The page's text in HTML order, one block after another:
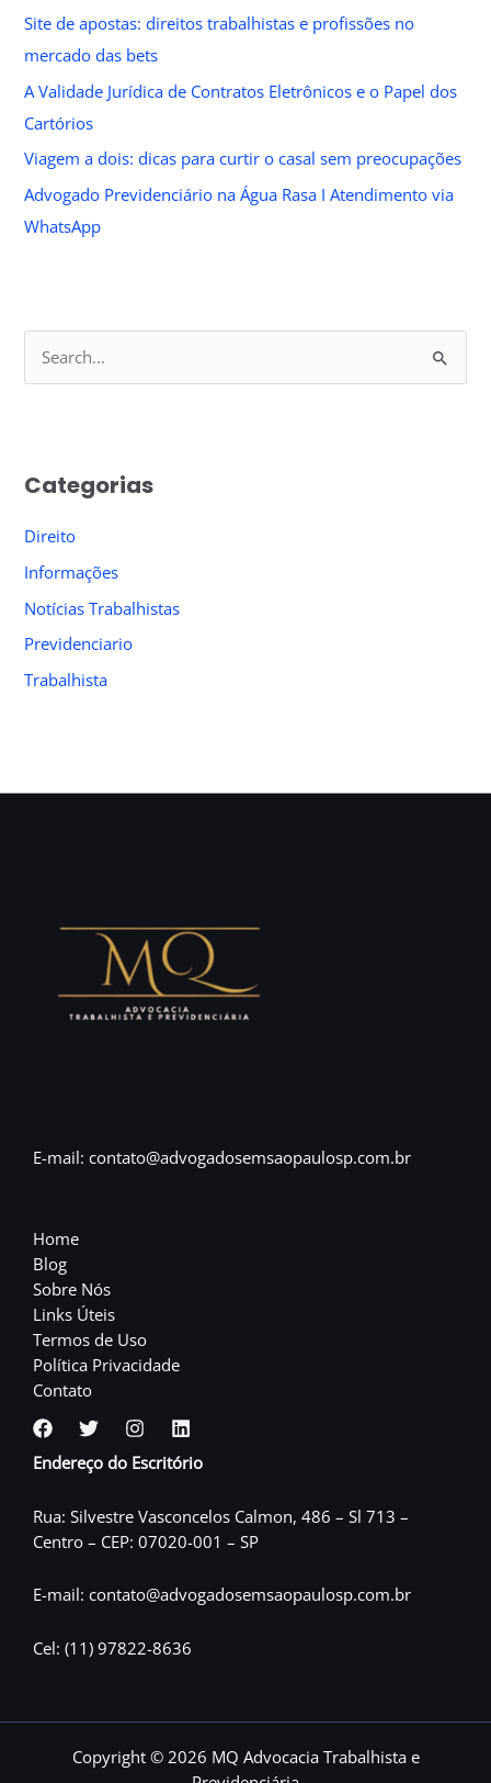
Site de apostas: direitos trabalhistas e profissões no
mercado das bets
A Validade Jurídica de Contratos Eletrônicos e o Papel dos
Cartórios
Viagem a dois: dicas para curtir o casal sem preocupações
Advogado Previdenciário na Água Rasa I Atendimento via
WhatsApp
c
o
r
:
Categorias
Direito
Informações
Notícias Trabalhistas
Previdenciario
Trabalhista
E-mail: contato@advogadosemsaopaulosp.com.br
Home
Blog
Sobre Nós
Links Úteis
Termos de Uso
Política Privacidade
Contato
Endereço do Escritório
Rua: Silvestre Vasconcelos Calmon, 486 – Sl 713 –
Centro – CEP: 07020-001 – SP
E-mail: contato@advogadosemsaopaulosp.com.br
Cel: (11) 97822-8636
Copyright © 2026 MQ Advocacia Trabalhista e